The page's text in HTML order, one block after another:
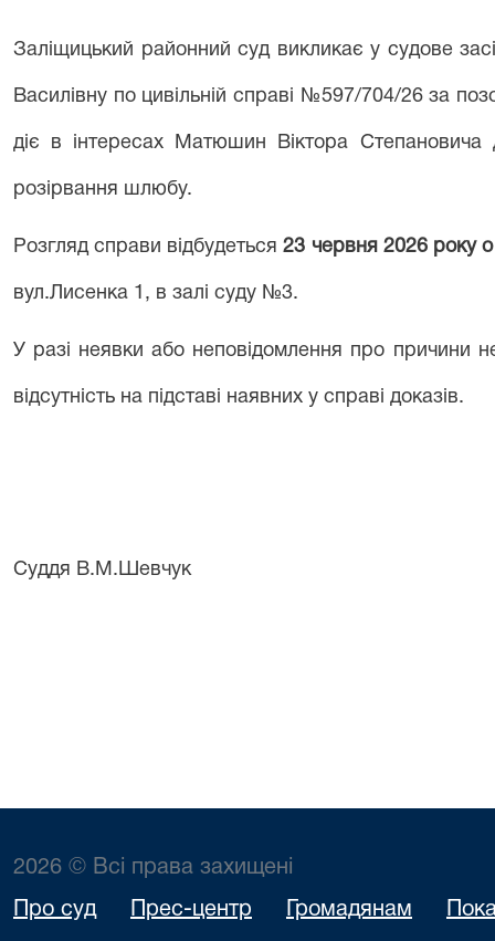
Заліщицький районний суд викликає у судове
Василівну по цивільній справі №597/704/26 за
діє в інтересах Матюшин Віктора
розірвання шлюбу.
Розгляд справи відбудеться23 червня 2026 року
вул.Лисенка 1, в залі суду №3.
У разі неявки або неповідомлення про причини
відсутність на підставі наявних у справі доказів.
Суддя В.М.Шевчук
2026 © Всі права захищені
Про суд Прес-центр Громадянам